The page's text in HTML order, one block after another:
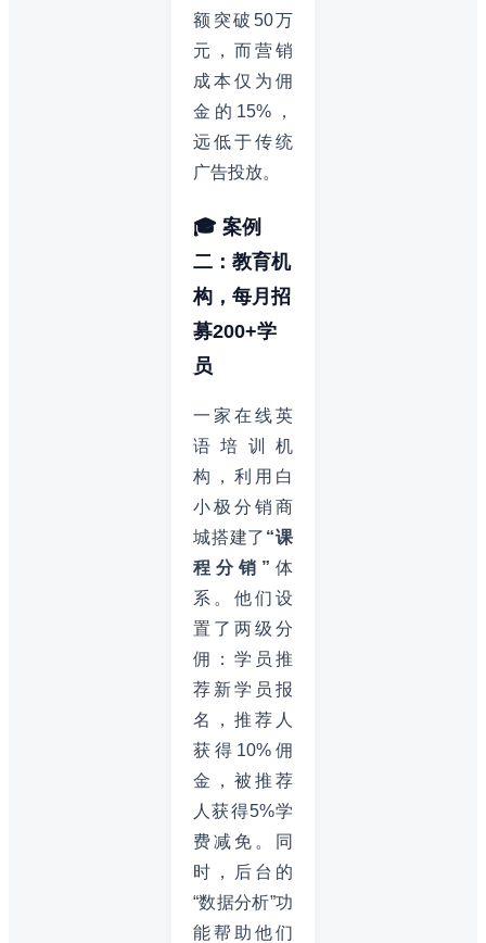
额突破50万
元，而营销
成本仅为佣
金的15%，
远低于传统
广告投放。
🎓 案例
二：教育机
构，每月招
募200+学
员
一家在线英
语培训机
构，利用白
小极分销商
城搭建了 “课
程分销” 体
系。他们设
置了两级分
佣：学员推
荐新学员报
名，推荐人
获得10%佣
金，被推荐
人获得5%学
费减免。同
时，后台的
“数据分析”功
能帮助他们